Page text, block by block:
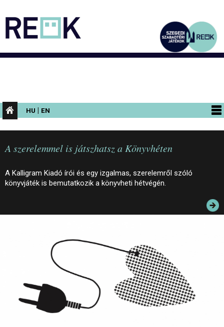
HU | EN
PROGRAMOK
KIÁLLÍTÁSOK
AZ ÉPÜLET
INFORMÁCIÓK
ELÉRHETŐSÉG
PALOTASÉTÁK ÉS VEZETÉSEK
KÖZÉRDEKŰ ADATOK
A szerelemmel is játszhatsz a Könyvhéten
A Kalligram Kiadó írói és egy izgalmas, szerelemről szóló
könyvjáték is bemutatkozik a könyvheti hétvégén.